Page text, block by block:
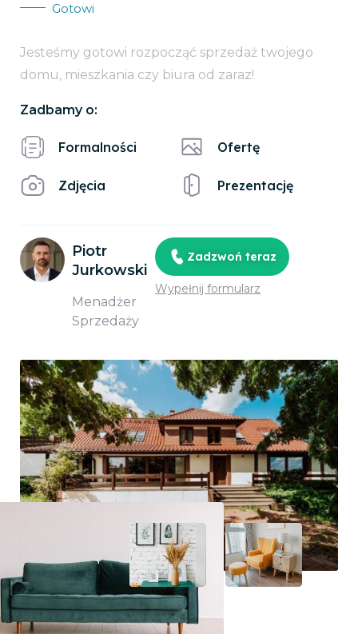
Gotowi
Jesteśmy gotowi rozpocząć sprzedaż twojego
domu, mieszkania czy biura od zaraz!
Zadbamy o:
Formalności
Zdjęcia
Ofertę
Prezentację
Piotr
Jurkowski
Menadżer
Sprzedaży
Zadzwoń teraz
Wypełnij formularz